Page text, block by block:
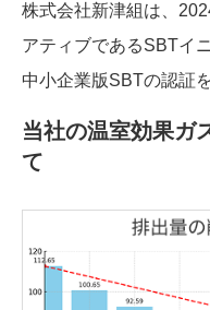
株式会社新津組は、
アティブであるSBTイ
中小企業版SBTの認証
当社の温室効果ガ
て